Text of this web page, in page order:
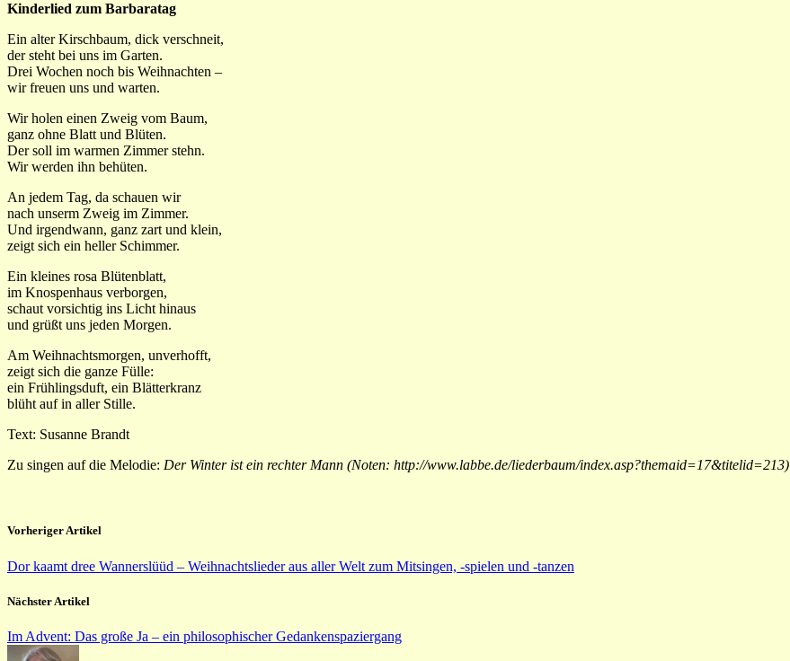
Kinderlied zum Barbaratag
Ein alter Kirschbaum, dick verschneit,
der steht bei uns im Garten.
Drei Wochen noch bis Weihnachten –
wir freuen uns und warten.
Wir holen einen Zweig vom Baum,
ganz ohne Blatt und Blüten.
Der soll im warmen Zimmer stehn.
Wir werden ihn behüten.
An jedem Tag, da schauen wir
nach unserm Zweig im Zimmer.
Und irgendwann, ganz zart und klein,
zeigt sich ein heller Schimmer.
Ein kleines rosa Blütenblatt,
im Knospenhaus verborgen,
schaut vorsichtig ins Licht hinaus
und grüßt uns jeden Morgen.
Am Weihnachtsmorgen, unverhofft,
zeigt sich die ganze Fülle:
ein Frühlingsduft, ein Blätterkranz
blüht auf in aller Stille.
Text: Susanne Brandt
Zu singen auf die Melodie: Der Winter ist ein rechter Mann (Noten: http://www.labbe.de/liederbaum/index.asp?themaid=17&titelid=213)
Vorheriger Artikel
Dor kaamt dree Wannerslüüd – Weihnachtslieder aus aller Welt zum Mitsingen, -spielen und -tanzen
Nächster Artikel
Im Advent: Das große Ja – ein philosophischer Gedankenspaziergang